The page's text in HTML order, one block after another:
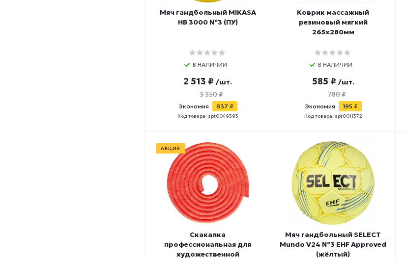
Мяч гандбольный MIKASA
HB 3000 №3 (ПУ)
В НАЛИЧИИ
2 513 ₽ /шт.
3 350 ₽
Экономия 837 ₽
Код товара: spt0049393
Коврик массажный
резиновый мягкий
265х280мм
В НАЛИЧИИ
585 ₽ /шт.
780 ₽
Экономия 195 ₽
Код товара: spt0011372
АКЦИЯ
Скакалка
профессиональная для
художественной
Мяч гандбольный SELECT
Mundo V24 №3 EHF Approved
(жёлтый)